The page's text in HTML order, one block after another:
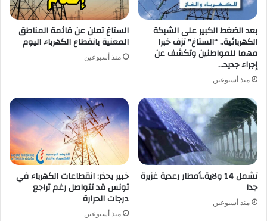
بعد الضغط الكبير على الشبكة
الكهربائية.. “الستاغ” تزف خبرا
مهما للمواطنين وتكشف عن
إجراء جديد…
منذ أسبوعين
الستاغ تعلن عن قائمة المناطق
المعنية بانقطاع الكهرباء اليوم
منذ أسبوعين
تشمل 14 ولاية..أمطار رعدية غزيرة
جدا
منذ أسبوعين
خبير يحذر: انقطاعات الكهرباء في
تونس قد تتواصل رغم تراجع
درجات الحرارة
منذ أسبوعين